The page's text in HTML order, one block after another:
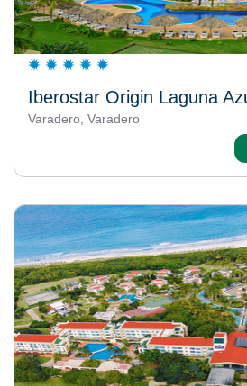
Iberostar Origin Laguna
Varadero, Varadero